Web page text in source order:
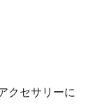
クセサリーに